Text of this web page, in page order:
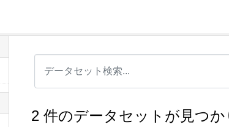
2 件のデータセットが見つか